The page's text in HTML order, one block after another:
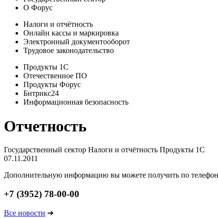
О Форус
Налоги и отчётность
Онлайн кассы и маркировка
Электронный документооборот
Трудовое законодательство
Продукты 1С
Отечественное ПО
Продукты Форус
Битрикс24
Информационная безопасность
Отчетность
Государственный сектор Налоги и отчётность Продукты 1С
07.11.2011
Дополнительную информацию вы можете получить по
+7 (3952) 78-00-00
Все новости ➔